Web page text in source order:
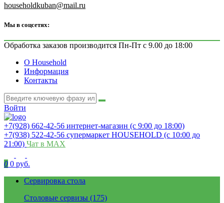
householdkuban@mail.ru
Мы в соцсетях:
Обработка заказов производится Пн-Пт с 9.00 до 18:00
О Household
Информация
Контакты
Войти
+7(928) 662-42-56 интернет-магазин (с 9:00 до 18:00)
+7(938) 522-42-56 супермаркет HOUSEHOLD (с 10:00 до
21:00) Чат в MAX
0 0 руб.
Сервировка стола
Столовые сервизы (175)